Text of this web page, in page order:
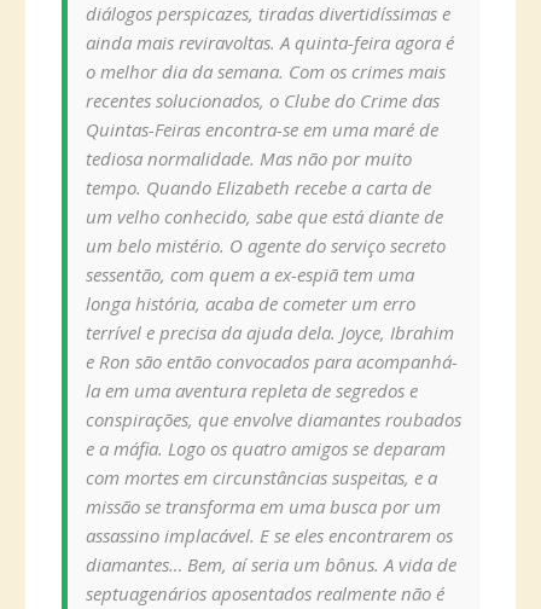
diálogos perspicazes, tiradas divertidíssimas e
ainda mais reviravoltas. A quinta-feira agora é
o melhor dia da semana. Com os crimes mais
recentes solucionados, o Clube do Crime das
Quintas-Feiras encontra-se em uma maré de
tediosa normalidade. Mas não por muito
tempo. Quando Elizabeth recebe a carta de
um velho conhecido, sabe que está diante de
um belo mistério. O agente do serviço secreto
sessentão, com quem a ex-espiã tem uma
longa história, acaba de cometer um erro
terrível e precisa da ajuda dela. Joyce, Ibrahim
e Ron são então convocados para acompanhá-
la em uma aventura repleta de segredos e
conspirações, que envolve diamantes roubados
e a máfia. Logo os quatro amigos se deparam
com mortes em circunstâncias suspeitas, e a
missão se transforma em uma busca por um
assassino implacável. E se eles encontrarem os
diamantes… Bem, aí seria um bônus. A vida de
septuagenários aposentados realmente não é